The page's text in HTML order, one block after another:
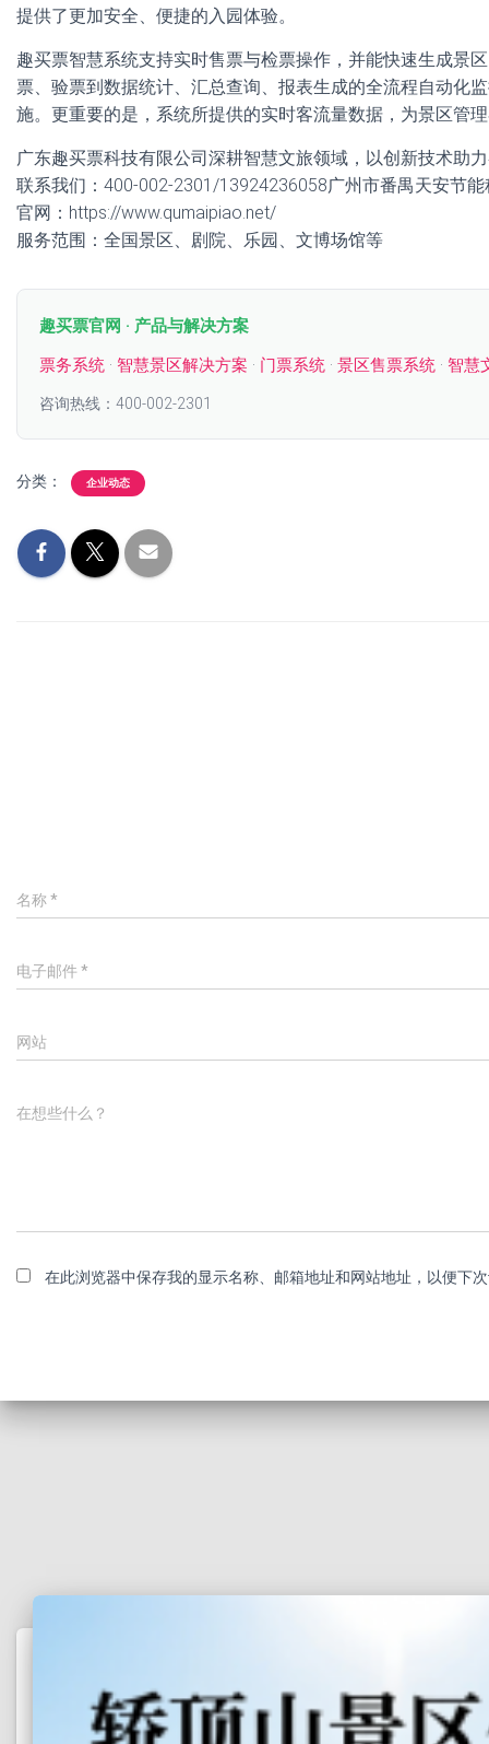
提供了更加安全、便捷的入园体验。
趣买票智慧系统支持实时售票与检票操作，并能快速生成景
票、验票到数据统计、汇总查询、报表生成的全流程自动化
施。更重要的是，系统所提供的实时客流量数据，为景区管
广东趣买票科技有限公司深耕智慧文旅领域，以创新技术助
联系我们：400-002-2301/13924236058广州市番禺天安节
官网：https://www.qumaipiao.net/
服务范围：全国景区、剧院、乐园、文博场馆等
趣买票官网 · 产品与解决方案
票务系统 · 智慧景区解决方案 · 门票系统 · 景区售票系统 · 智慧
咨询热线：400-002-2301
分类： 企业动态
名称*
电子邮件 *
网站
在想些什么？
在此浏览器中保存我的显示名称、邮箱地址和网站地址，以便下